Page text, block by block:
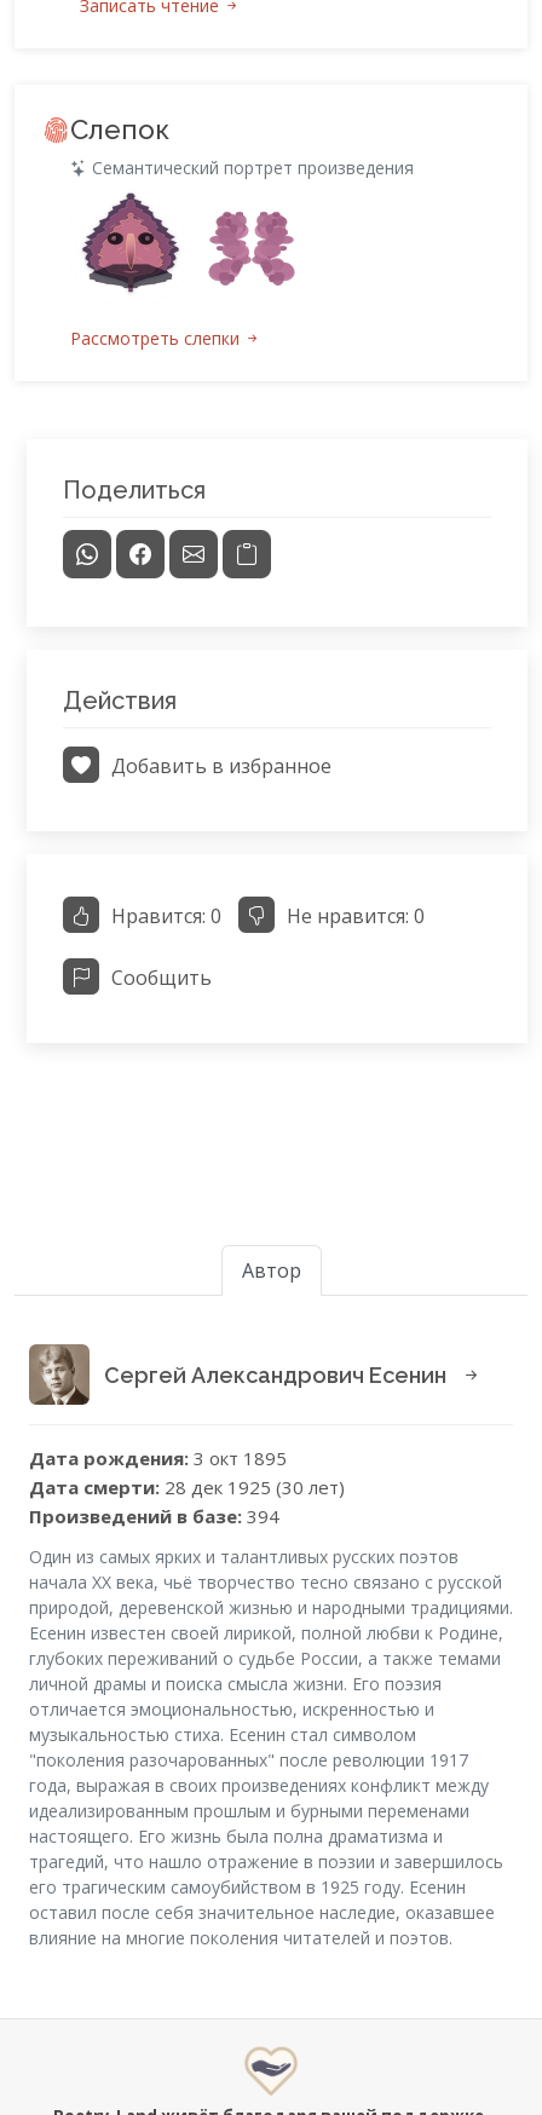
Записать чтение
Слепок
Семантический портрет произведения
Рассмотреть слепки
Поделиться
Действия
Добавить в избранное
Нравится: 0 Не нравится: 0
Сообщить
Автор
Сергей Александрович Есенин
Дата рождения: 3 окт 1895
Дата смерти: 28 дек 1925 (30 лет)
Произведений в базе: 394
Один из самых ярких и талантливых русских поэтов
начала XX века, чьё творчество тесно связано с русской
природой, деревенской жизнью и народными традициями.
Есенин известен своей лирикой, полной любви к Родине,
глубоких переживаний о судьбе России, а также темами
личной драмы и поиска смысла жизни. Его поэзия
отличается эмоциональностью, искренностью и
музыкальностью стиха. Есенин стал символом
"поколения разочарованных" после революции 1917
года, выражая в своих произведениях конфликт между
идеализированным прошлым и бурными переменами
настоящего. Его жизнь была полна драматизма и
трагедий, что нашло отражение в поэзии и завершилось
его трагическим самоубийством в 1925 году. Есенин
оставил после себя значительное наследие, оказавшее
влияние на многие поколения читателей и поэтов.